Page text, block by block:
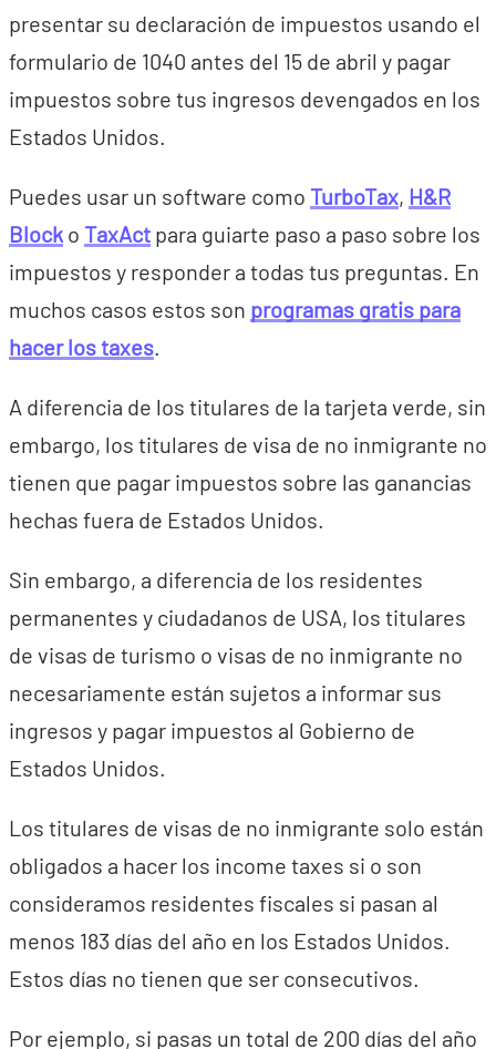
presentar su declaración de impuestos usando el
formulario de 1040 antes del 15 de abril y pagar
impuestos sobre tus ingresos devengados en los
Estados Unidos.
Puedes usar un software como TurboTax, H&R
Block o TaxAct para guiarte paso a paso sobre los
impuestos y responder a todas tus preguntas. En
muchos casos estos son programas gratis para
hacer los taxes.
A diferencia de los titulares de la tarjeta verde, sin
embargo, los titulares de visa de no inmigrante no
tienen que pagar impuestos sobre las ganancias
hechas fuera de Estados Unidos.
Sin embargo, a diferencia de los residentes
permanentes y ciudadanos de USA, los titulares
de visas de turismo o visas de no inmigrante no
necesariamente están sujetos a informar sus
ingresos y pagar impuestos al Gobierno de
Estados Unidos.
Los titulares de visas de no inmigrante solo están
obligados a hacer los income taxes si o son
consideramos residentes fiscales si pasan al
menos 183 días del año en los Estados Unidos.
Estos días no tienen que ser consecutivos.
Por ejemplo, si pasas un total de 200 días del año